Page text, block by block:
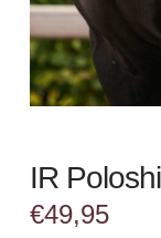
IR
€49,95